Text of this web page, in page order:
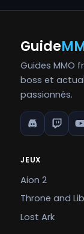
Guide
Guides MMO
boss et
passionnés.
JEUX
Aion 2
Throne and
Lost Ark